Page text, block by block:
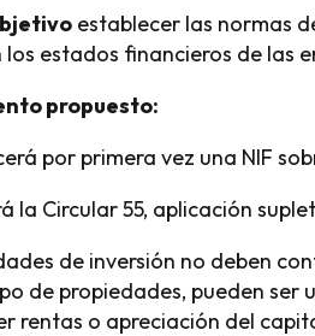
establecer las normas
los estados financieros de las
propuesto:
por primera vez una NIF
la Circular 55, aplicación
de inversión no deben
de propiedades, pueden
rentas o apreciación del